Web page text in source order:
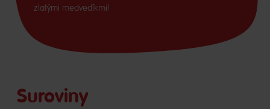
zlatými medvedíkmi!
Suroviny